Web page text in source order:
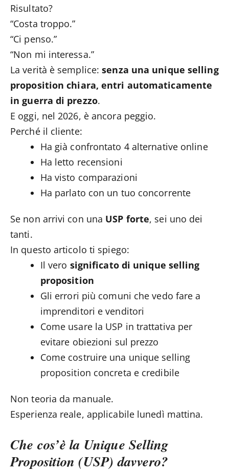
Risultato?
“Costa troppo.”
“Ci penso.”
“Non mi interessa.”
La verità è semplice:senza una unique selling
proposition chiara, entri automaticamente
in guerra di prezzo.
E oggi, nel 2026, è ancora peggio.
Perché il cliente:
Ha già confrontato 4 alternative online
Ha letto recensioni
Ha visto comparazioni
Ha parlato con un tuo concorrente
Se non arrivi con una USP forte, sei uno dei
tanti.
In questo articolo ti spiego:
Il vero significato di unique selling
proposition
Gli errori più comuni che vedo fare a
imprenditori e venditori
Come usare la USP in trattativa per
evitare obiezioni sul prezzo
Come costruire una unique selling
proposition concreta e credibile
Non teoria da manuale.
Esperienza reale, applicabile lunedì mattina.
Che cos’è la Unique Selling
Proposition (USP) davvero?